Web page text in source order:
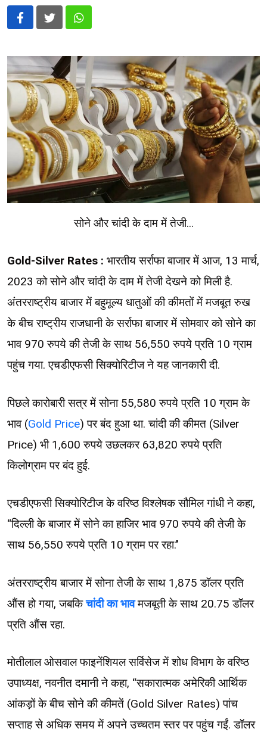
Whatsapp
सोने और चांदी के दाम में तेजी...
Gold-Silver Rates : भारतीय सर्राफा बाजार में आज, 13 मार्च,
2023 को सोने और चांदी के दाम में तेजी देखने को मिली है.
अंतरराष्ट्रीय बाजार में बहुमूल्य धातुओं की कीमतों में मजबूत रुख
के बीच राष्ट्रीय राजधानी के सर्राफा बाजार में सोमवार को सोने का
भाव 970 रुपये की तेजी के साथ 56,550 रुपये प्रति 10 ग्राम
पहुंच गया. एचडीएफसी सिक्योरिटीज ने यह जानकारी दी.
पिछले कारोबारी सत्र में सोना 55,580 रुपये प्रति 10 ग्राम के
भाव (Gold Price) पर बंद हुआ था. चांदी की कीमत (Silver
Price) भी 1,600 रुपये उछलकर 63,820 रुपये प्रति
किलोग्राम पर बंद हुई.
एचडीएफसी सिक्योरिटीज के वरिष्ठ विश्लेषक सौमिल गांधी ने कहा,
‘‘दिल्ली के बाजार में सोने का हाजिर भाव 970 रुपये की तेजी के
साथ 56,550 रुपये प्रति 10 ग्राम पर रहा.’’
अंतरराष्ट्रीय बाजार में सोना तेजी के साथ 1,875 डॉलर प्रति
औंस हो गया, जबकिचांदी का भावमजबूती के साथ 20.75 डॉलर
प्रति औंस रहा.
मोतीलाल ओसवाल फाइनेंशियल सर्विसेज में शोध विभाग के वरिष्ठ
उपाध्यक्ष, नवनीत दमानी ने कहा, ‘‘सकारात्मक अमेरिकी आर्थिक
आंकड़ों के बीच सोने की कीमतें (Gold Silver Rates) पांच
सप्ताह से अधिक समय में अपने उच्चतम स्तर पर पहुंच गईं. डॉलर